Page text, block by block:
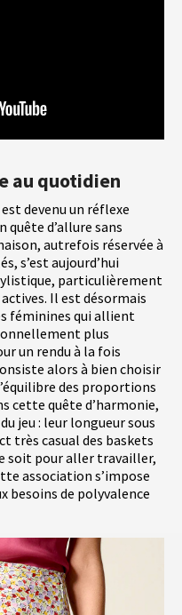
au quotidien
devenu un réflexe
quête d’allure sans
autrefois réservée à
s’est aujourd’hui
particulièrement
Il est désormais
féminines qui allient
plus
un rendu à la fois
alors à bien choisir
des proportions
cette quête d’harmonie,
jeu : leur longueur sous
très casual des baskets
soit pour aller travailler,
association s’impose
besoins de polyvalence